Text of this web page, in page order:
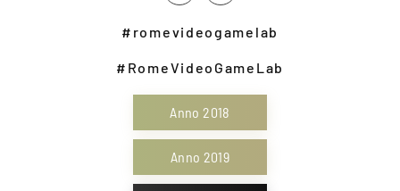
#romevideogamelab
#RomeVideoGameLab
Anno 2018
Anno 2019